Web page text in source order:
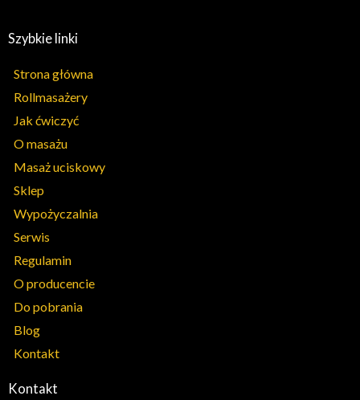
Szybkie linki
Strona główna
Rollmasażery
Jak ćwiczyć
O masażu
Masaż uciskowy
Sklep
Wypożyczalnia
Serwis
Regulamin
O producencie
Do pobrania
Blog
Kontakt
Kontakt